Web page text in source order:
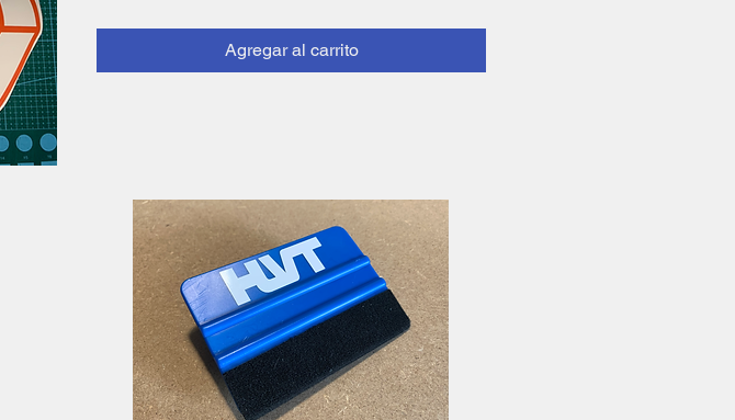
Agregar al carrito